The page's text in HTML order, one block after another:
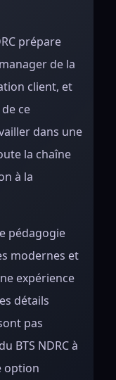
prépare
de la
client, et
ce
dans une
la chaîne
à la
pédagogie
modernes et
expérience
détails
pas
BTS NDRC à
option